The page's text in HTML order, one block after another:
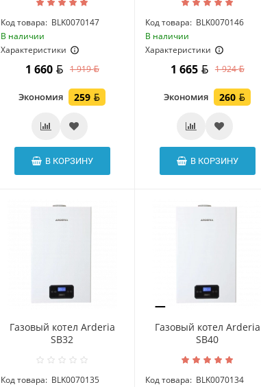
Код товара: BLK0070147
В наличии
Характеристики
1 660 1 919
Экономия 259
В КОРЗИНУ
Код товара: BLK0070146
В наличии
Характеристики
1 665 1 924
Экономия 260
В КОРЗИНУ
Газовый котел Arderia
SB32
Код товара: BLK0070135
Газовый котел Arderia
SB40
Код товара: BLK0070134